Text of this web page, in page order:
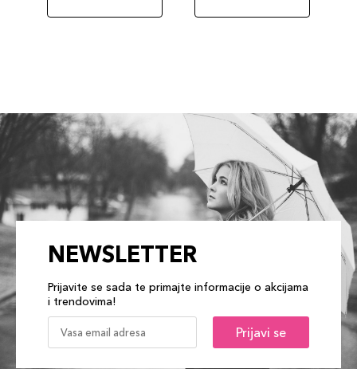
NEWSLETTER
Prijavite se sada te primajte informacije o akcijama
i trendovima!
Prijavi se